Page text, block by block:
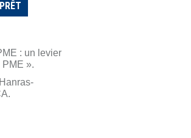
: un levier
».